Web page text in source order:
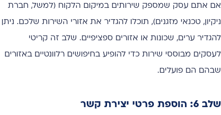
אם אתם עסק שמספק שירותים במיקום הלקוח (למשל, חברת
ניקיון, טכנאי מזגנים), תוכלו להגדיר את אזורי השירות שלכם. ניתן
להגדיר ערים, שכונות או אזורים ספציפיים. שלב זה קריטי
לעסקים מבוססי שירות כדי להופיע בחיפושים רלוונטיים באזורים
שבהם הם פועלים.
שלב 6: הוספת פרטי יצירת קשר